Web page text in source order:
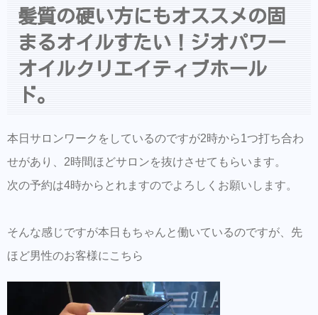
&COシャンプー・ヘアアクセ等はBASEでも
買えるようになりました
ご来店前のカルテの事前登録が時短でオスス
録すると予約も出来ます。
美容師の方にはこちらもオススメ。SNSプロ
モーション特化型美容師オンラインサロン
髪質の硬い方にもオススメの固
まるオイルすたい！ジオパワー
オイルクリエイティブホール
ド。
本日サロンワークをしているのですが2時から1つ打ち合わ
せがあり、2時間ほどサロンを抜けさせてもらいます。
次の予約は4時からとれますのでよろしくお願いします。
そんな感じですが本日もちゃんと働いているのですが、先
ほど男性のお客様にこちら